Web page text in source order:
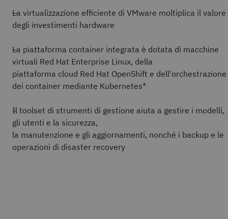
La virtualizzazione efficiente di VMware moltiplica il valore
degli investimenti hardware
La piattaforma container integrata è dotata di macchine
virtuali Red Hat Enterprise Linux, della
piattaforma cloud Red Hat OpenShift e dell'orchestrazione
dei container mediante Kubernetes*
Il toolset di strumenti di gestione aiuta a gestire i modelli,
gli utenti e la sicurezza,
la manutenzione e gli aggiornamenti, nonché i backup e le
operazioni di disaster recovery